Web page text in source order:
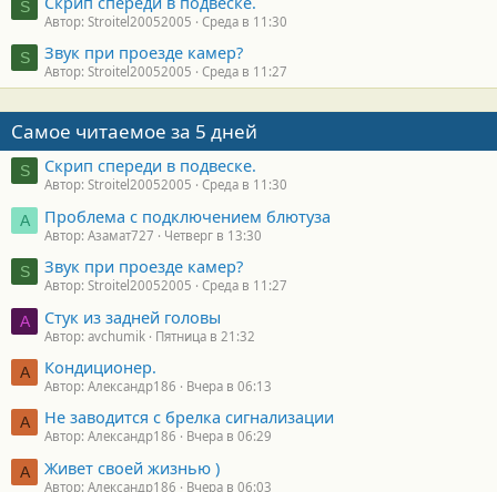
S
Автор: Stroitel20052005 Среда в 11:30
S Звук при проезде камер?
Автор: Stroitel20052005 Среда в 11:27
Самое читаемое за 5 дней
S Скрип спереди в подвеске.
Автор: Stroitel20052005 Среда в 11:30
А Проблема с подключением блютуза
Автор: Азамат727 Четверг в 13:30
S Звук при проезде камер?
Автор: Stroitel20052005 Среда в 11:27
A Стук из задней головы
Автор: avchumik Пятница в 21:32
А Кондиционер.
Автор: Александр186 Вчера в 06:13
А Не заводится с брелка сигнализации
Автор: Александр186 Вчера в 06:29
А Живет своей жизнью )
Автор: Александр186 Вчера в 06:03